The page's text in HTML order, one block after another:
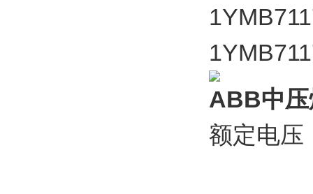
ABB中
额定电压